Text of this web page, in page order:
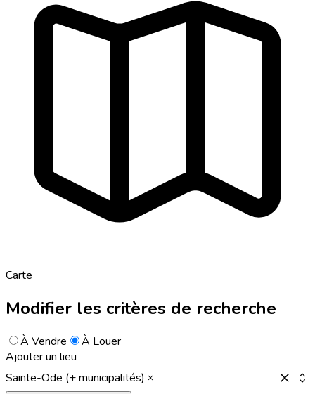
Carte
Modifier les critères de recherche
À Vendre
À Louer
Ajouter un lieu
Sainte-Ode (+ municipalités)